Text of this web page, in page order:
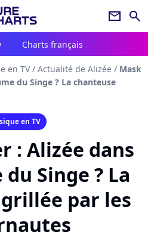
newsletter search
Charts français
en TV / Actualité de Alizée / Mask
du Singe ? La chanteuse
en TV
: Alizée dans
Singe ? La
par les